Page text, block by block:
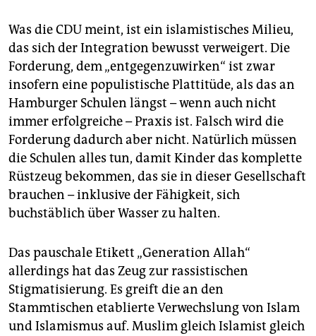
Was die CDU meint, ist ein islamistisches Milieu,
das sich der Integration bewusst verweigert. Die
Forderung, dem „entgegenzuwirken“ ist zwar
insofern eine populistische Plattitüde, als das an
Hamburger Schulen längst – wenn auch nicht
immer erfolgreiche – Praxis ist. Falsch wird die
Forderung dadurch aber nicht. Natürlich müssen
die Schulen alles tun, damit Kinder das komplette
Rüstzeug bekommen, das sie in dieser Gesellschaft
brauchen – inklusive der Fähigkeit, sich
buchstäblich über Wasser zu halten.
Das pauschale Etikett „Generation Allah“
allerdings hat das Zeug zur rassistischen
Stigmatisierung. Es greift die an den
Stammtischen etablierte Verwechslung von Islam
und Islamismus auf. Muslim gleich Islamist gleich